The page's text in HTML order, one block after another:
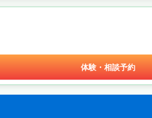
体験・相談予約